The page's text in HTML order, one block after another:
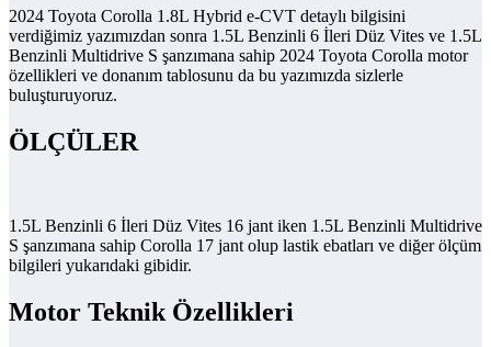
2024 Toyota Corolla 1.8L Hybrid e-CVT detaylı bilgisini
verdiğimiz yazımızdan sonra 1.5L Benzinli 6 İleri Düz Vites ve 1.5L
Benzinli Multidrive S şanzımana sahip 2024 Toyota Corolla motor
özellikleri ve donanım tablosunu da bu yazımızda sizlerle
buluşturuyoruz.
ÖLÇÜLER
1.5L Benzinli 6 İleri Düz Vites 16 jant iken 1.5L Benzinli Multidrive
S şanzımana sahip Corolla 17 jant olup lastik ebatları ve diğer ölçüm
bilgileri yukarıdaki gibidir.
Motor Teknik Özellikleri